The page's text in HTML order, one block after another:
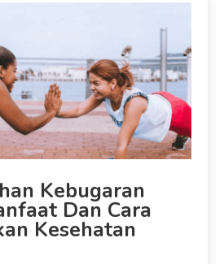
Kebugaran
Dan Cara
Kesehatan